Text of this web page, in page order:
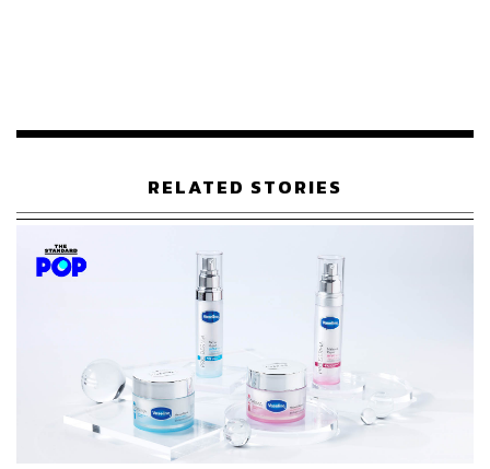
ABOUT THE AUTHOR
ภูริตา บุญล้อม
Beauty Editor | THE STANDARD LIFE
RELATED STORIES